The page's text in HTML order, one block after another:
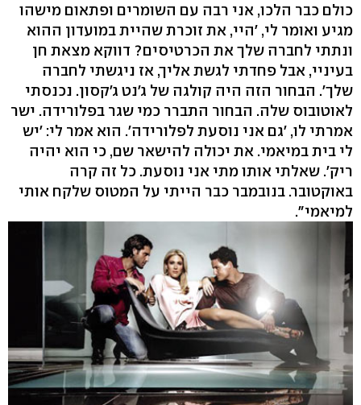
כולם כבר הלכו, אני רבה עם השומרים ופתאום מישהו
מגיע ואומר לי, 'היי, את זוכרת שהיית במועדון ההוא
ונתתי לחברה שלך את הכרטיסים? דווקא מצאת חן
בעיניי, אבל פחדתי לגשת אליך, אז ניגשתי לחברה
שלך'. הבחור הזה היה קולגה של ג'נט ג'קסון. נכנסתי
לאוטובוס שלה. הבחור התברר כמי שגר בפלורידה. ישר
אמרתי לו, 'גם אני נוסעת לפלורידה'. הוא אמר לי: 'יש
לי בית במיאמי. את יכולה להישאר שם, כי הוא יהיה
ריק'. שאלתי אותו מתי אני נוסעת. כל זה קרה
באוקטובר. בנובמבר כבר הייתי על המטוס שלקח אותי
למיאמי".